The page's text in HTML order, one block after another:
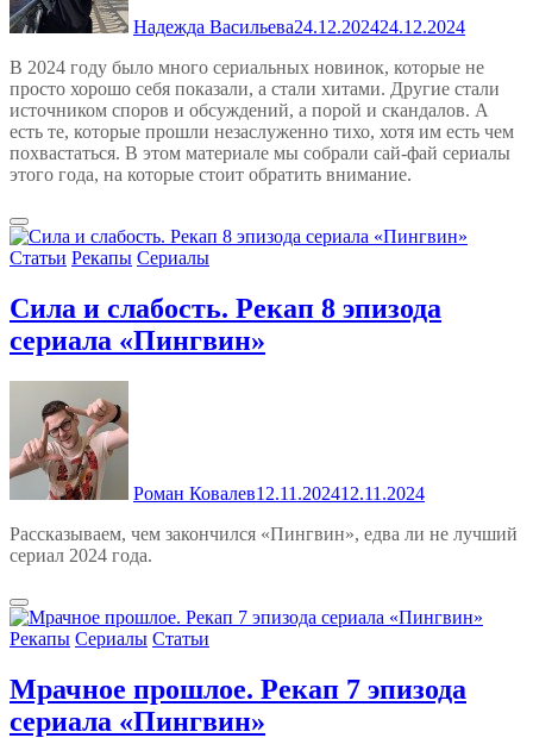
Надежда Васильева24.12.202424.12.2024
В 2024 году было много сериальных новинок, которые не
просто хорошо себя показали, а стали хитами. Другие стали
источником споров и обсуждений, а порой и скандалов. А
есть те, которые прошли незаслуженно тихо, хотя им есть чем
похвастаться. В этом материале мы собрали сай-фай сериалы
этого года, на которые стоит обратить внимание.
Статьи Рекапы Сериалы
Сила и слабость. Рекап 8 эпизода
сериала «Пингвин»
Роман Ковалев12.11.202412.11.2024
Рассказываем, чем закончился «Пингвин», едва ли не лучший
сериал 2024 года.
Рекапы Сериалы Статьи
Мрачное прошлое. Рекап 7 эпизода
сериала «Пингвин»